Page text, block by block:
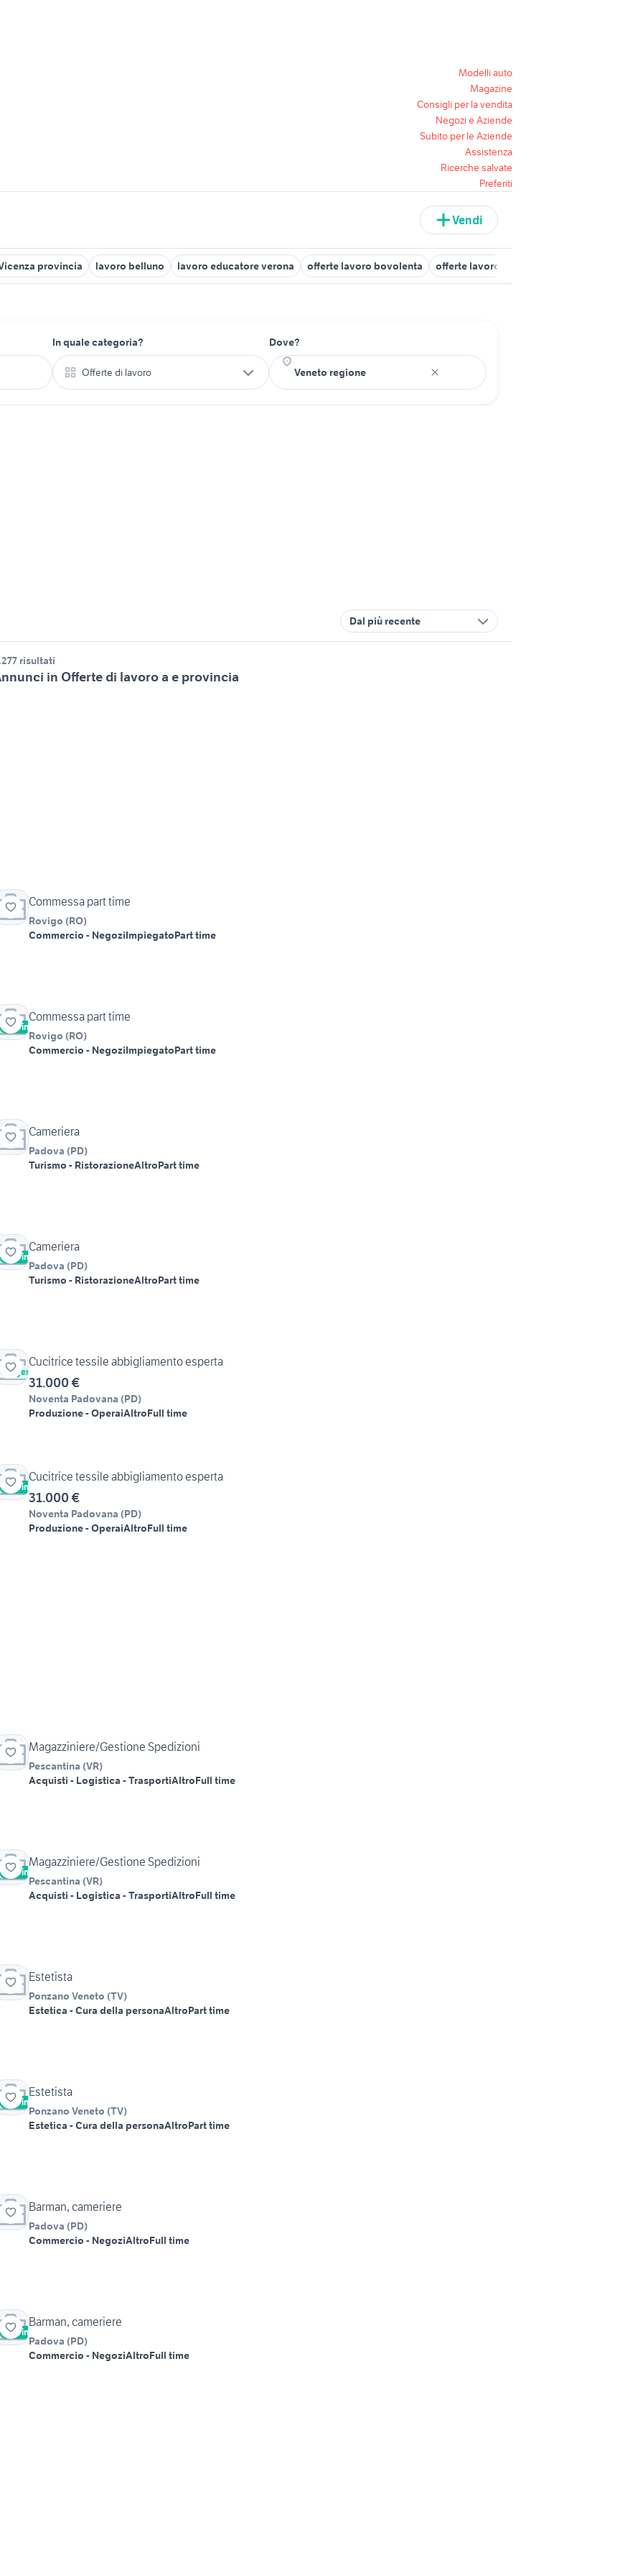
Modelli auto
Magazine
Consigli per la vendita
Negozi e Aziende
Subito per le Aziende
Assistenza
Ricerche salvate
Preferiti
Vendi
provincia lavoro belluno lavoro educatore verona offerte lavoro bovolenta offerte lavoro cordignano
In quale categoria?
Offerte di lavoro
Dove?
Dal più recente
risultati
in Offerte di lavoro a e provincia
Commessa part time
Rovigo (RO)
Commercio - NegoziImpiegatoPart time
Vetrina
Commessa part time
Rovigo (RO)
Commercio - NegoziImpiegatoPart time
Cameriera
Padova (PD)
Turismo - RistorazioneAltroPart time
Vetrina
Cameriera
Padova (PD)
Turismo - RistorazioneAltroPart time
Urgente
Cucitrice tessile abbigliamento esperta
31.000 €
Noventa Padovana (PD)
Produzione - OperaiAltroFull time
Vetrina
Cucitrice tessile abbigliamento esperta
31.000 €
Noventa Padovana (PD)
Produzione - OperaiAltroFull time
Magazziniere/Gestione Spedizioni
Pescantina (VR)
Acquisti - Logistica - TrasportiAltroFull time
Vetrina
Magazziniere/Gestione Spedizioni
Pescantina (VR)
Acquisti - Logistica - TrasportiAltroFull time
Estetista
Ponzano Veneto (TV)
Estetica - Cura della personaAltroPart time
Vetrina
Estetista
Ponzano Veneto (TV)
Estetica - Cura della personaAltroPart time
Barman, cameriere
Padova (PD)
Commercio - NegoziAltroFull time
Vetrina
Barman, cameriere
Padova (PD)
Commercio - NegoziAltroFull time